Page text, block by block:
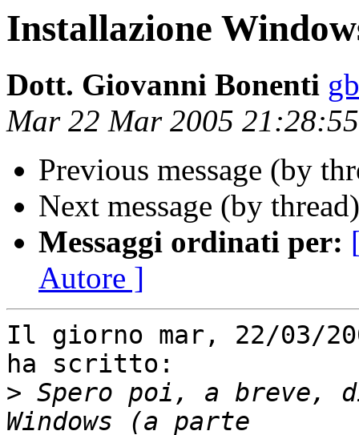
Installazione
Dott. Giovanni Bonenti
Mar 22 Mar 2005
Previous message (by
Next message (by
Messaggi ordinati per:
Autore ]
Il giorno mar, 22/03/
ha scritto:
> Spero poi, a breve,